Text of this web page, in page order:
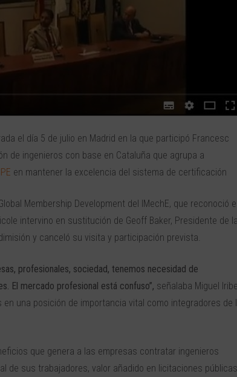
el día 5 de julio en Madrid en la que participó Francesc
de ingenieros con base en Cataluña que agrupa a
en mantener la excelencia del sistema de certificación
Membership Development del IMechE, que reconoció
intervino en sustitución de Geoff Baker, Presidente de
y canceló su visita y participación prevista.
profesionales, sociedad, tenemos necesidad de
El mercado profesional está confuso”, señalaba Miguel
una posición de importancia vital como integradores de
que genera a las empresas contratar ingenieros
de sus trabajadores, valor añadido en licitaciones